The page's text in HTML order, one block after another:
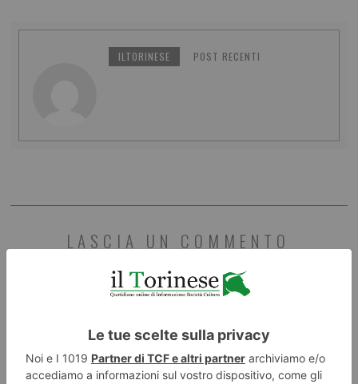
ILTORINESE POST RECENTI
LASCIA UN COMMENTO